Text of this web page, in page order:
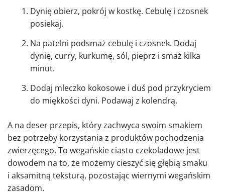
Dynię obierz, pokrój w kostkę. Cebulę i czosnek
posiekaj.
Na patelni podsmaż cebulę i czosnek. Dodaj
dynię, curry, kurkumę, sól, pieprz i smaż kilka
minut.
Dodaj mleczko kokosowe i duś pod przykryciem
do miękkości dyni. Podawaj z kolendrą.
A na deser przepis, który zachwyca swoim smakiem
bez potrzeby korzystania z produktów pochodzenia
zwierzęcego. To wegańskie ciasto czekoladowe jest
dowodem na to, że możemy cieszyć się głębią smaku
i aksamitną teksturą, pozostając wiernymi wegańskim
zasadom.